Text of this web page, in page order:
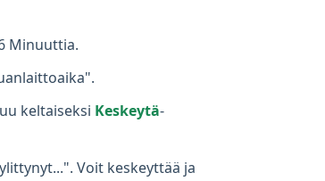
Minuuttia.
keltaiseksi Keskeytä-
Voit keskeyttää ja